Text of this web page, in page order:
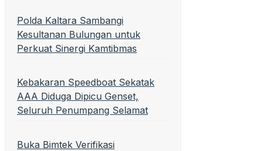
Polda Kaltara Sambangi
Kesultanan Bulungan untuk
Perkuat Sinergi Kamtibmas
Kebakaran Speedboat Sekatak
AAA Diduga Dipicu Genset,
Seluruh Penumpang Selamat
Buka Bimtek Verifikasi